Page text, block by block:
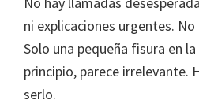
ni explicaciones urgentes.
Solo una pequeña fisura en
principio, parece irrelevante.
serlo.